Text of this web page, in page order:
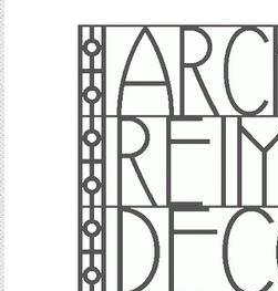
Skip to content